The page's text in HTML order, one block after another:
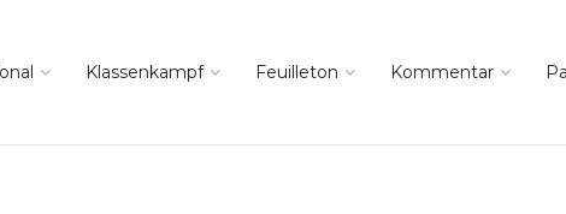
Klassenkampf Feuilleton Kommentar